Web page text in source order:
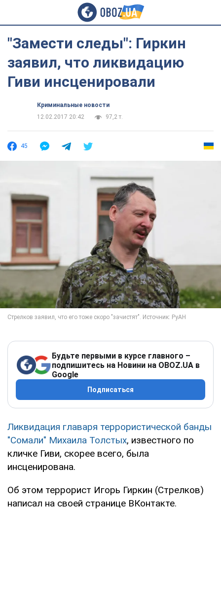
"Замести следы": Гиркин
заявил, что ликвидацию
Гиви инсценировали
Криминальные новости
12.02.2017 20:42
97,2 т.
45
Будьте первыми в курсе главного –
подпишитесь на Новини на OBOZ.UA в
Google
Подписаться
Ликвидация главаря террористической банды
"Сомали" Михаила Толстых, известного по
кличке Гиви, скорее всего, была
инсценирована.
Об этом террорист Игорь Гиркин (Стрелков)
написал на своей странице ВКонтакте.